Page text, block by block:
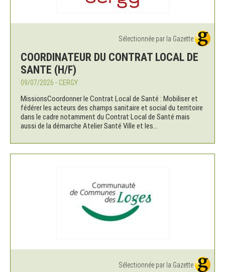
Sélectionnée par la Gazette
COORDINATEUR DU CONTRAT LOCAL DE
SANTE (H/F)
09/07/2026 - CERGY
MissionsCoordonner le Contrat Local de Santé : Mobiliser et
fédérer les acteurs des champs sanitaire et social du territoire
dans le cadre notamment du Contrat Local de Santé mais
aussi de la démarche Atelier Santé Ville et les...
Sélectionnée par la Gazette